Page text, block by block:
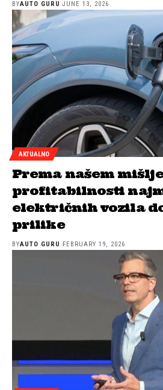
BYAUTO GURU JUNE 13, 2026
AKTUALNO
Prema našem
profitabilnosti
električnih vozila
prilike
BYAUTO GURU FEBRUARY 19, 2026